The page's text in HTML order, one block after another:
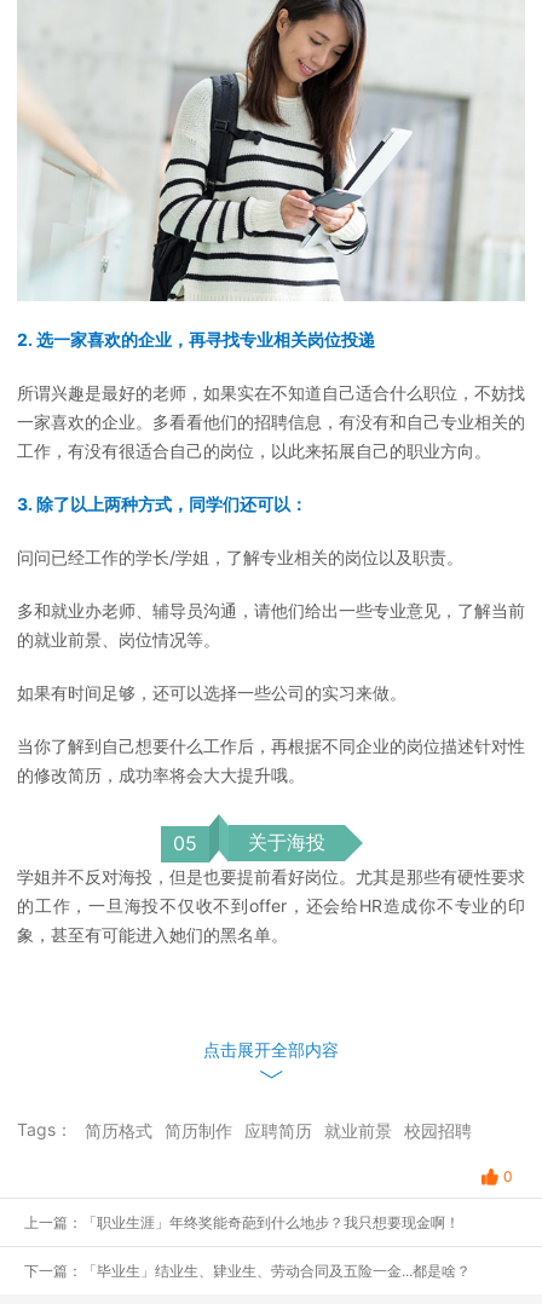
2. 选一家喜欢的企业，再寻找专业相关岗位投递
所谓兴趣是最好的老师，如果实在不知道自己适合什么职位，不妨找
一家喜欢的企业。多看看他们的招聘信息，有没有和自己专业相关的
工作，有没有很适合自己的岗位，以此来拓展自己的职业方向。
3. 除了以上两种方式，同学们还可以：
问问已经工作的学长/学姐，了解专业相关的岗位以及职责。
多和就业办老师、辅导员沟通，请他们给出一些专业意见，了解当前
的就业前景、岗位情况等。
如果有时间足够，还可以选择一些公司的实习来做。
当你了解到自己想要什么工作后，再根据不同企业的岗位描述针对性
的修改简历，成功率将会大大提升哦。
05 关于海投
学姐并不反对海投，但是也要提前看好岗位。尤其是那些有硬性要求
的工作，一旦海投不仅收不到offer，还会给HR造成你不专业的印
象，甚至有可能进入她们的黑名单。
点击展开全部内容
Tags： 简历格式 简历制作 应聘简历 就业前景 校园招聘
0
上一篇：「职业生涯」年终奖能奇葩到什么地步？我只想要现金啊！
下一篇：「毕业生」结业生、肄业生、劳动合同及五险一金...都是啥？